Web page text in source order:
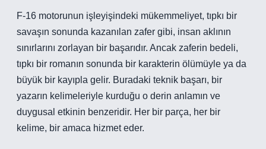
F-16 motorunun işleyişindeki mükemmeliyet, tıpkı bir
savaşın sonunda kazanılan zafer gibi, insan aklının
sınırlarını zorlayan bir başarıdır. Ancak zaferin bedeli,
tıpkı bir romanın sonunda bir karakterin ölümüyle ya da
büyük bir kayıpla gelir. Buradaki teknik başarı, bir
yazarın kelimeleriyle kurduğu o derin anlamın ve
duygusal etkinin benzeridir. Her bir parça, her bir
kelime, bir amaca hizmet eder.